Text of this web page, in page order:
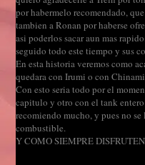
por habermelo recomendado,
tambien a Ronan por haberse
asi poderlos sacar aun mas
seguido todo este tiempo y sus
En esta historia veremos como
quedara con Irumi o con
Con esto seria todo por el
capitulo y otro con el tank
recomiendo mucho, y pues no
combustible.
Y COMO SIEMPRE